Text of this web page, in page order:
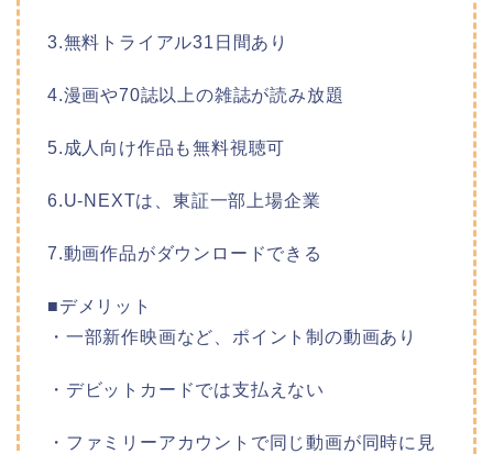
3.無料トライアル31日間あり
4.漫画や70誌以上の雑誌が読み放題
5.成人向け作品も無料視聴可
6.U-NEXTは、東証一部上場企業
7.動画作品がダウンロードできる
■デメリット
・一部新作映画など、ポイント制の動画あり
・デビットカードでは支払えない
・ファミリーアカウントで同じ動画が同時に見